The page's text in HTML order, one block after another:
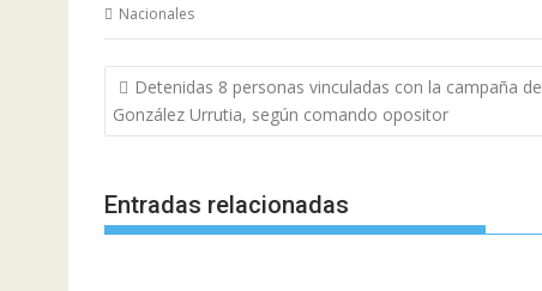
Nacionales
Navegación
de
entradas
Detenidas 8 personas vinculadas con la campaña de
González Urrutia, según comando opositor
Entradas relacionadas